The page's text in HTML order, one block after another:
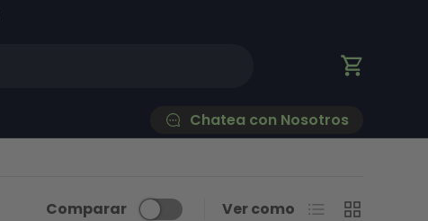
Carrito
Chatea con Nosotros
Comparar Ver como Lista Cuadrícula